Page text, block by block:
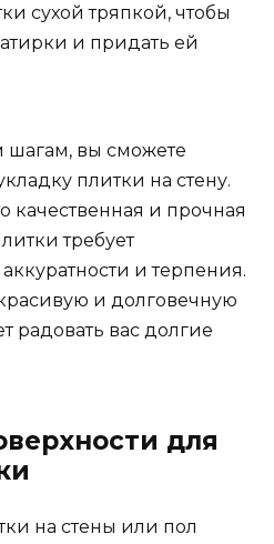
сухой тряпкой, чтобы
и придать ей
шагам, вы сможете
плитки на стену.
качественная и прочная
требует
и терпения.
и долговечную
радовать вас долгие
для
на стены или пол